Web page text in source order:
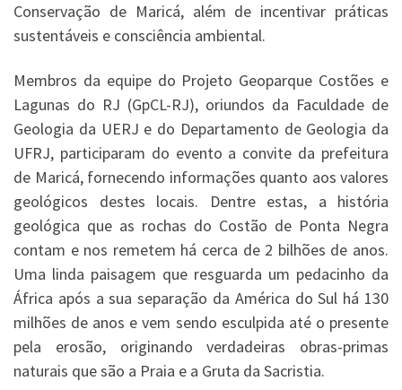
Conservação de Maricá, além de incentivar práticas
sustentáveis e consciência ambiental.
Membros da equipe do Projeto Geoparque Costões e
Lagunas do RJ (GpCL-RJ), oriundos da Faculdade de
Geologia da UERJ e do Departamento de Geologia da
UFRJ, participaram do evento a convite da prefeitura
de Maricá, fornecendo informações quanto aos valores
geológicos destes locais. Dentre estas, a história
geológica que as rochas do Costão de Ponta Negra
contam e nos remetem há cerca de 2 bilhões de anos.
Uma linda paisagem que resguarda um pedacinho da
África após a sua separação da América do Sul há 130
milhões de anos e vem sendo esculpida até o presente
pela erosão, originando verdadeiras obras-primas
naturais que são a Praia e a Gruta da Sacristia.